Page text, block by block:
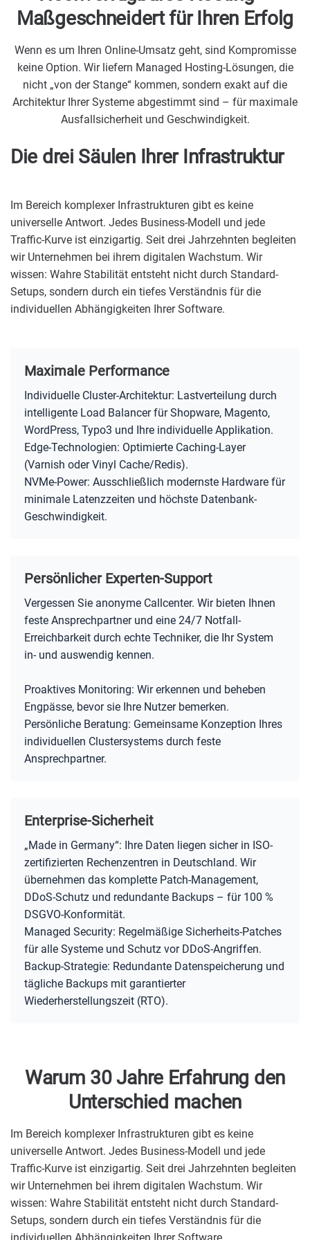
Maßgeschneidert für Ihren Erfolg
Wenn es um Ihren Online-Umsatz geht, sind Kompromisse
keine Option. Wir liefern Managed Hosting-Lösungen, die
nicht „von der Stange“ kommen, sondern exakt auf die
Architektur Ihrer Systeme abgestimmt sind – für maximale
Ausfallsicherheit und Geschwindigkeit.
Die drei Säulen Ihrer Infrastruktur
Im Bereich komplexer Infrastrukturen gibt es keine
universelle Antwort. Jedes Business-Modell und jede
Traffic-Kurve ist einzigartig. Seit drei Jahrzehnten begleiten
wir Unternehmen bei ihrem digitalen Wachstum. Wir
wissen: Wahre Stabilität entsteht nicht durch Standard-
Setups, sondern durch ein tiefes Verständnis für die
individuellen Abhängigkeiten Ihrer Software.
Maximale Performance
Individuelle Cluster-Architektur: Lastverteilung durch
intelligente Load Balancer für Shopware, Magento,
WordPress, Typo3 und Ihre individuelle Applikation.
Edge-Technologien: Optimierte Caching-Layer
(Varnish oder Vinyl Cache/Redis).
NVMe-Power: Ausschließlich modernste Hardware für
minimale Latenzzeiten und höchste Datenbank-
Geschwindigkeit.
Persönlicher Experten-Support
Vergessen Sie anonyme Callcenter. Wir bieten Ihnen
feste Ansprechpartner und eine 24/7 Notfall-
Erreichbarkeit durch echte Techniker, die Ihr System
in- und auswendig kennen.
Proaktives Monitoring: Wir erkennen und beheben
Engpässe, bevor sie Ihre Nutzer bemerken.
Persönliche Beratung: Gemeinsame Konzeption Ihres
individuellen Clustersystems durch feste
Ansprechpartner.
Enterprise-Sicherheit
„Made in Germany“: Ihre Daten liegen sicher in ISO-
zertifizierten Rechenzentren in Deutschland. Wir
übernehmen das komplette Patch-Management,
DDoS-Schutz und redundante Backups – für 100 %
DSGVO-Konformität.
Managed Security: Regelmäßige Sicherheits-Patches
für alle Systeme und Schutz vor DDoS-Angriffen.
Backup-Strategie: Redundante Datenspeicherung und
tägliche Backups mit garantierter
Wiederherstellungszeit (RTO).
Warum 30 Jahre Erfahrung den
Unterschied machen
Im Bereich komplexer Infrastrukturen gibt es keine
universelle Antwort. Jedes Business-Modell und jede
Traffic-Kurve ist einzigartig. Seit drei Jahrzehnten begleiten
wir Unternehmen bei ihrem digitalen Wachstum. Wir
wissen: Wahre Stabilität entsteht nicht durch Standard-
Setups, sondern durch ein tiefes Verständnis für die